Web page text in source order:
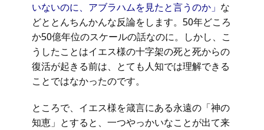
いないのに、アブラハムを見たと言うのか」 な
どととんちんかんな反論をします。50年どころ
か50億年位のスケールの話なのに。しかし、こ
うしたことはイエス様の十字架の死と死からの
復活が起きる前は、とても人知では理解できる
ことではなかったのです。
ところで、イエス様を箴言にある永遠の「神の
知恵」とすると、一つやっかいなことが出て来